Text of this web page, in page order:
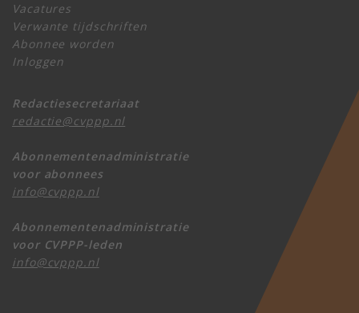
Vacatures
Verwante tijdschriften
Abonnee worden
Inloggen
Redactiesecretariaat
redactie@cvppp.nl
Abonnementenadministratie
voor abonnees
info@cvppp.nl
Abonnementenadministratie
voor CVPPP-leden
info@cvppp.nl